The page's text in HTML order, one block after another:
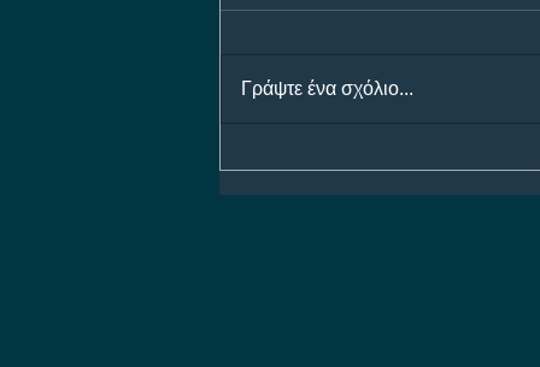
Γράψτε ένα σχόλιο...